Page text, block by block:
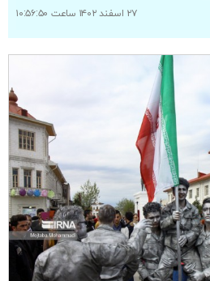
۲۷ اسفند ۱۴۰۲ ساعت ۱۰:۵۶:۵۰